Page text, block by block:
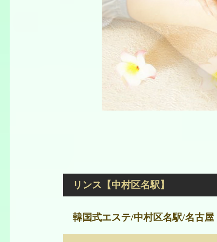
リンス【中村区名駅】
韓国式エステ/中村区名駅/名古屋